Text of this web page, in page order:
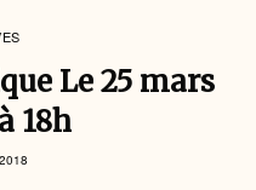
Le 25 mars
18h